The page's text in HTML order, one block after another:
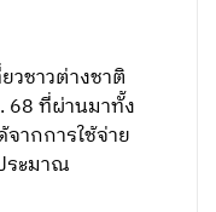
วชาวต่างชาติ
68 ที่ผ่านมาทั้ง
ากการใช้จ่าย
ระมาณ